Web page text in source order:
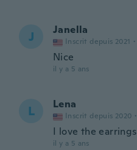
J Janella
Inscrit depuis 2021 ·
Nice
il y a 5 ans
L Lena
Inscrit depuis 2020 ·
I love the earrings
il y a 5 ans